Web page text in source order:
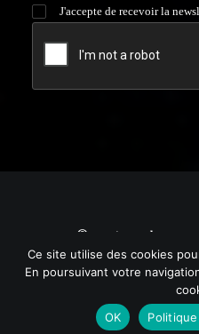
J'accepte de recevoir la
© 2021 Local
Ce site utilise des cookies
En poursuivant votre
OK